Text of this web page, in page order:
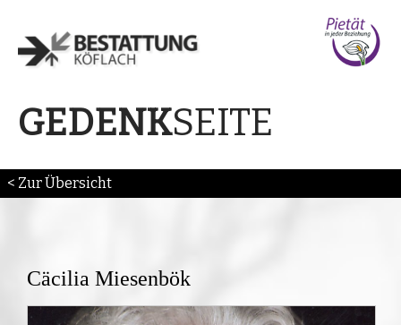
GEDENKSEITE
< Zur Übersicht
Cäcilia Miesenbök